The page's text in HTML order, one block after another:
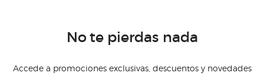
No te pierdas nada
Accede a promociones exclusivas, descuentos y novedades